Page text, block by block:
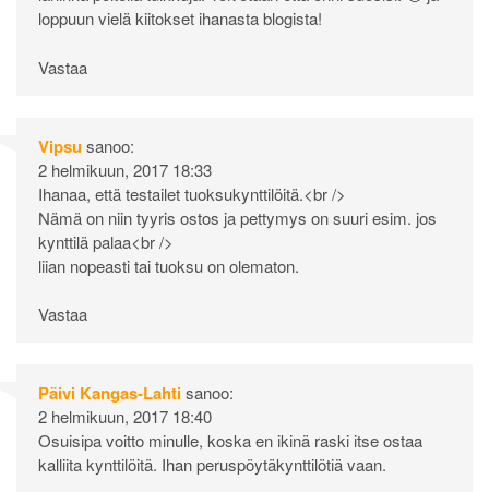
loppuun vielä kiitokset ihanasta blogista!
Vastaa
Vipsusanoo:
2 helmikuun, 2017 18:33
Ihanaa, että testailet tuoksukynttilöitä.<br />
Nämä on niin tyyris ostos ja pettymys on suuri esim. jos
kynttilä palaa<br />
liian nopeasti tai tuoksu on olematon.
Vastaa
Päivi Kangas-Lahtisanoo:
2 helmikuun, 2017 18:40
Osuisipa voitto minulle, koska en ikinä raski itse ostaa
kalliita kynttilöitä. Ihan peruspöytäkynttilötiä vaan.